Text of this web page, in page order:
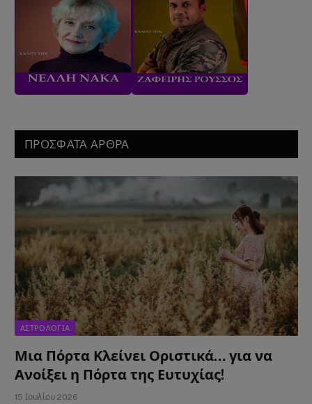
ΠΡΟΣΦΑΤΑ ΑΡΘΡΑ
ΑΣΤΡΟΛΟΓΙΑ
Μια Πόρτα Κλείνει Οριστικά… για να
Ανοίξει η Πόρτα της Ευτυχίας!
15 Ιουλίου 2026